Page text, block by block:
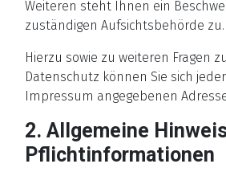
Weiteren steht Ihnen ein
zuständigen Aufsichtsbehörde zu.
Hierzu sowie zu weiteren Fragen
Datenschutz können Sie sich
Impressum angegebenen
2. Allgemeine
Pflichtinformationen